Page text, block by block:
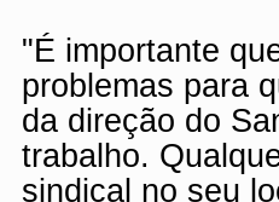
"É importante
problemas para
da direção do
trabalho.
sindical no seu